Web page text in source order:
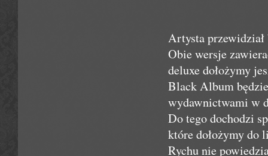
Artysta
Obie wersje
deluxe dołożymy
Black Album
wydawnictwami w
Do tego dochodzi
które dołożymy do
Rychu nie